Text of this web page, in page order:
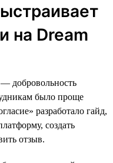
на Dream
добровольность
было проще
разработало гайд,
создать
отзыв.